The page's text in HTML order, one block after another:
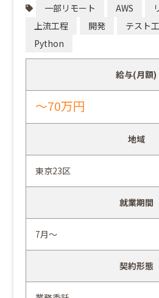
一部リモート AWS
上流工程
開発 テスト
Python
給与(月額)
～70万円
地域
東京23区
就業期間
7月～
契約形態